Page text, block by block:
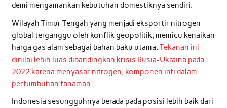
demi mengamankan kebutuhan domestiknya sendiri.
Wilayah Timur Tengah yang menjadi eksportir nitrogen
global terganggu oleh konflik geopolitik, memicu kenaikan
harga gas alam sebagai bahan baku utama. Tekanan ini
dinilai lebih luas dibandingkan krisis Rusia-Ukraina pada
2022 karena menyasar nitrogen, komponen inti dalam
pertumbuhan tanaman
Indonesia sesungguhnya berada pada posisi lebih baik dari